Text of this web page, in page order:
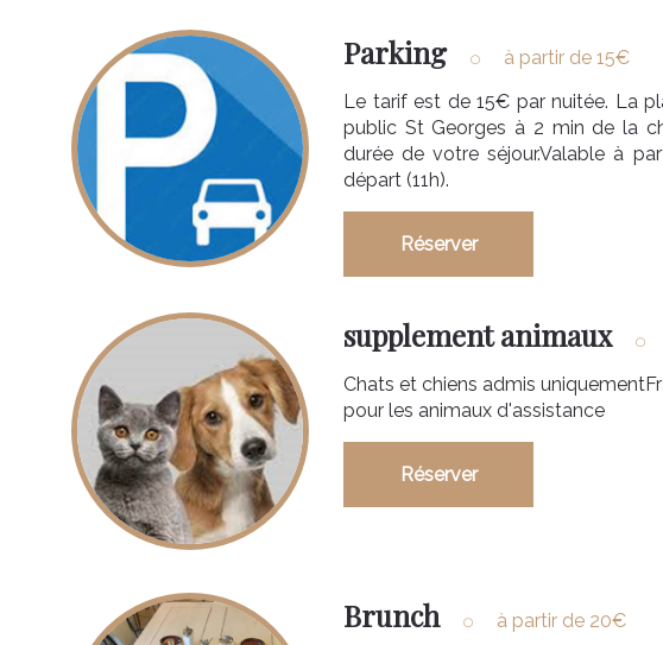
Parking
à partir de 15€
Le tarif est de 15€ par nuitée. La
public St Georges à 2 min de la
durée de votre séjour.Valable à
départ (11h).
Réserver
supplement animaux
Chats et chiens admis
pour les animaux d'assistance
Réserver
Brunch
à partir de 20€